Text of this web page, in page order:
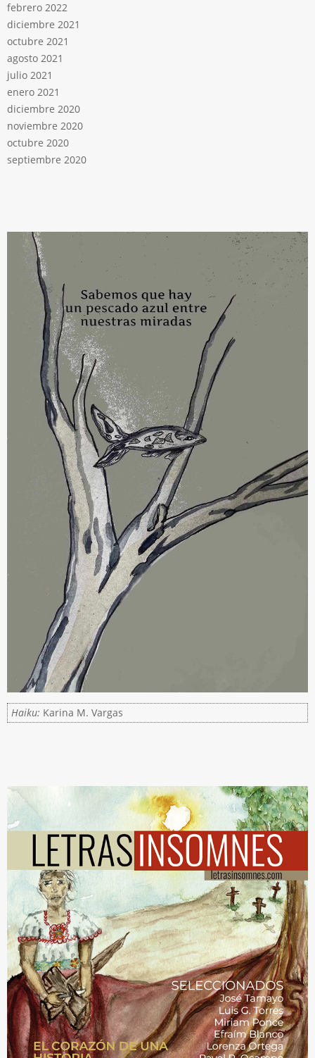
febrero 2022
diciembre 2021
octubre 2021
agosto 2021
julio 2021
enero 2021
diciembre 2020
noviembre 2020
octubre 2020
septiembre 2020
Haiku: Karina M. Vargas